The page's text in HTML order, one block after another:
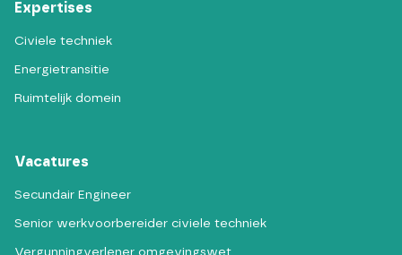
Expertises
Civiele techniek
Energietransitie
Ruimtelijk domein
Vacatures
Secundair Engineer
Senior werkvoorbereider civiele techniek
Vergunningverlener omgevingswet